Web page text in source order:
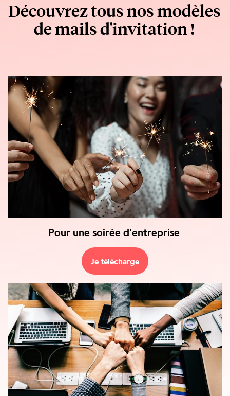
Découvrez tous nos modèles
de mails d'invitation !
Pour une soirée d'entreprise
Je télécharge